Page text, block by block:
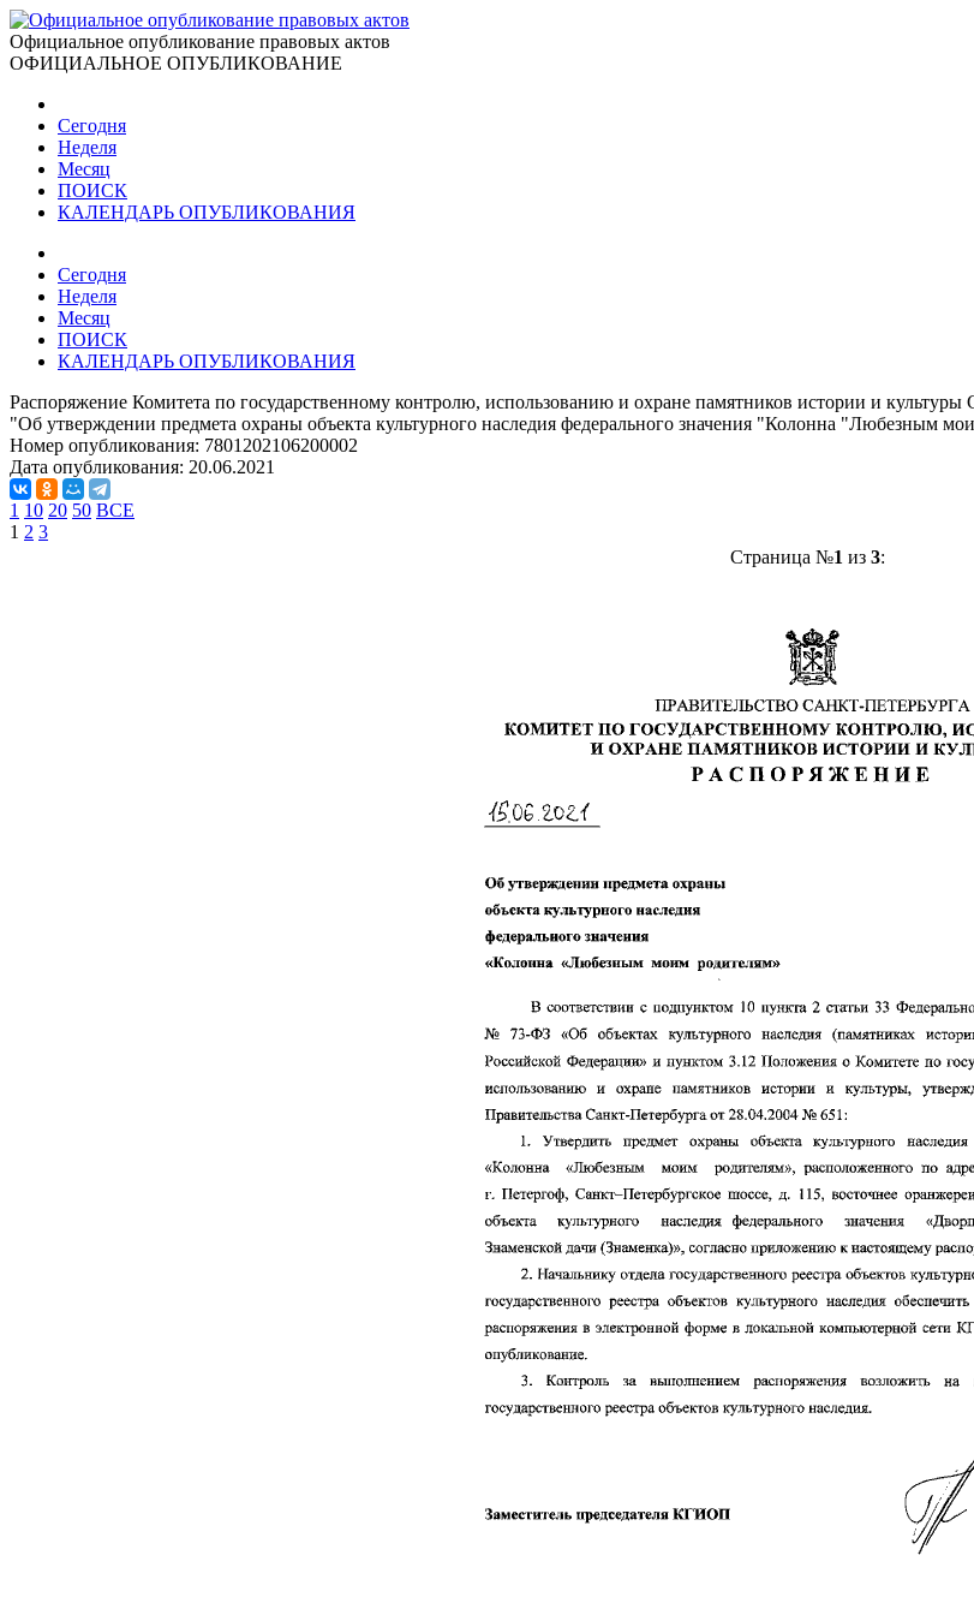
Официальное опубликование правовых актов
ОФИЦИАЛЬНОЕ ОПУБЛИКОВАНИЕ
Сегодня
Неделя
Месяц
ПОИСК
КАЛЕНДАРЬ ОПУБЛИКОВАНИЯ
Сегодня
Неделя
Месяц
ПОИСК
КАЛЕНДАРЬ ОПУБЛИКОВАНИЯ
Распоряжение Комитета по государственному контролю, использованию и охране памятников истории и
"Об утверждении предмета охраны объекта культурного наследия федерального значения "Колонна "Любезным
Номер опубликования: 7801202106200002
Дата опубликования: 20.06.2021
1 10 20 50 ВСЕ
1 2 3
Страница №1 из 3: